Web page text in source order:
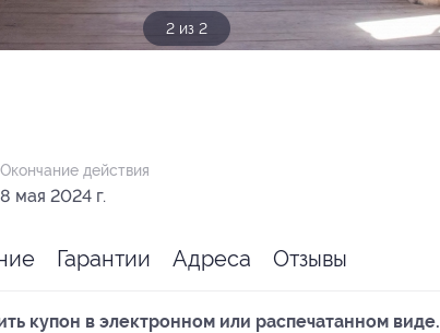
1 из 2
Окончание действия
8 мая 2024 г.
Гарантии Адреса Отзывы
купон в электронном или распечатанном виде.